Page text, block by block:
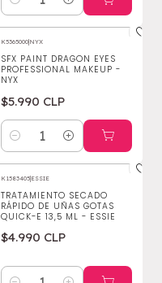
Cantidad
K5365000|NYX
SFX PAINT DRAGON EYES
PROFESSIONAL MAKEUP -
NYX
$5.990 CLP
Cantidad
K1583405|ESSIE
TRATAMIENTO SECADO
RÁPIDO DE UÑAS GOTAS
QUICK-E 13,5 ML - ESSIE
$4.990 CLP